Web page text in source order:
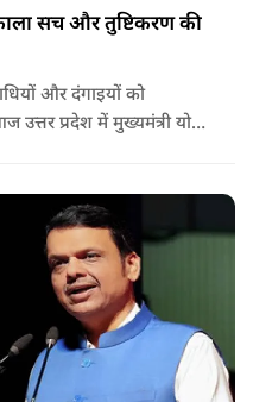
सच और तुष्टिकरण की
और दंगाइयों को
उत्तर प्रदेश में मुख्यमंत्री योगी
शांति और सुरक्षा से खिलवाड़